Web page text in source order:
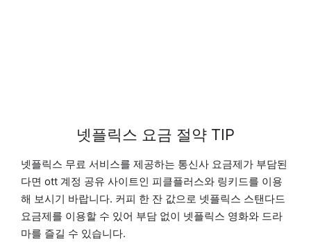
넷플릭스 요금 절약 TIP
넷플릭스 무료 서비스를 제공하는 통신사 요금제가 부담된
다면 ott 계정 공유 사이트인 피클플러스와 링키드를 이용
해 보시기 바랍니다. 커피 한 잔 값으로 넷플릭스 스탠다드
요금제를 이용할 수 있어 부담 없이 넷플릭스 영화와 드라
마를 즐길 수 있습니다.